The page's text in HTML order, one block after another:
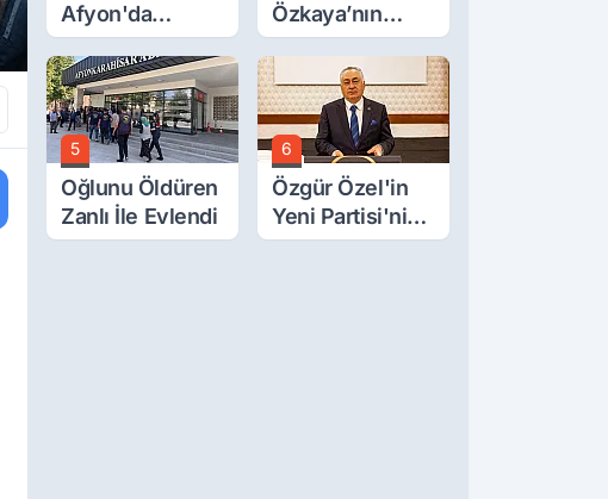
Afyon'da
Turgay Şahin'in
Ardından Bir
Şok Daha!
Özkaya’nın
Oğluna İftira
Atıldı
5
Oğlunu Öldüren
Zanlı İle Evlendi
6
Özgür Özel'in
Yeni Partisi'nin
Afyon Başkanı